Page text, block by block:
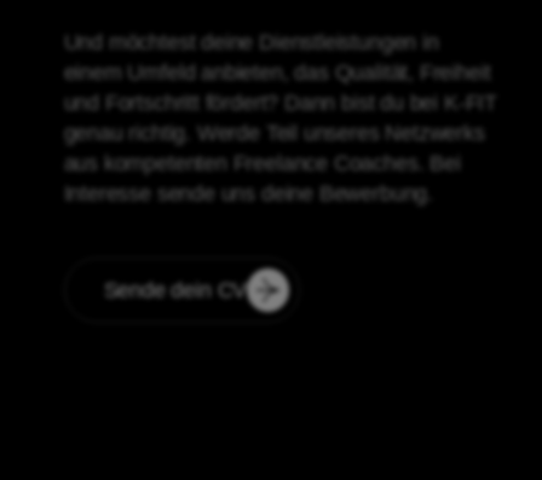
Und möchtest deine Dienstleistungen in
einem Umfeld anbieten, das Qualität, Freiheit
und Fortschritt fördert? Dann bist du bei K-FIT
genau richtig. Werde Teil unseres Netzwerks
aus kompetenten Freelance Coaches. Bei
Interesse sende uns deine Bewerbung.
Sende dein CV